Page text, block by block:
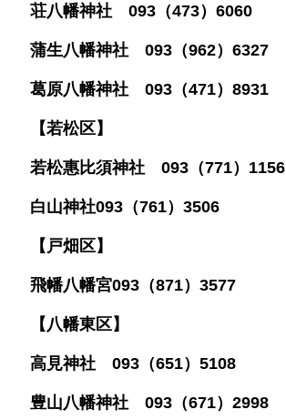
荘八幡神社 093（473）6060
蒲生八幡神社 093（962）6327
葛原八幡神社 093（471）8931
【若松区】
若松惠比須神社 093（771）1156
白山神社093（761）3506
【戸畑区】
飛幡八幡宮093（871）3577
【八幡東区】
高見神社 093（651）5108
豊山八幡神社 093（671）2998